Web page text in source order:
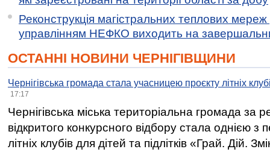
Реконструкція магістральних теплових мереж
управлінням НЕФКО виходить на
ОСТАННІ НОВИНИ ЧЕРНІГІВЩИНИ
Чернігівська громада стала учасницею проєкту літніх
17:17
Чернігівська міська територіальна громада за
відкритого конкурсного відбору стала однією
літніх клубів для дітей та підлітків «Грай. Дій.